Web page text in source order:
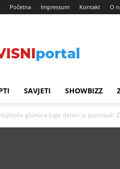
Početna Impressum Kontakt O
SAVJETI SHOWBIZZ
glumica Juge danas je pustinjak: